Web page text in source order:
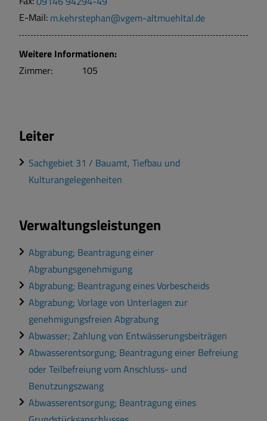
E-Mail: m.kehrstephan@vgem-altmuehltal.de
Weitere Informationen:
Zimmer:
105
Leiter
Sachgebiet 31 / Bauamt, Tiefbau und
Kulturangelegenheiten
Verwaltungsleistungen
Abgrabung; Beantragung einer
Abgrabungsgenehmigung
Abgrabung; Beantragung eines Vorbescheids
Abgrabung; Vorlage von Unterlagen zur
genehmigungsfreien Abgrabung
Abwasser; Zahlung von Entwässerungsbeiträgen
Abwasserentsorgung; Beantragung einer Befreiung
oder Teilbefreiung vom Anschluss- und
Benutzungszwang
Abwasserentsorgung; Beantragung eines